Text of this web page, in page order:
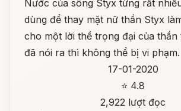
Nước của sông Styx từng rất
dùng để thay mặt nữ thần Styx
cho một lời thề trọng đại của thần
đã nói ra thì không thể bị vi phạm.
17-01-2020
⭐ 4.8
2,922 lượt đọc